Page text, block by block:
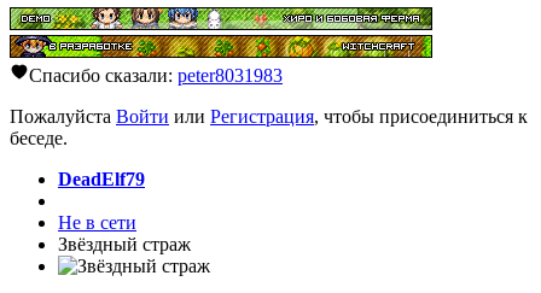
Спасибо сказали: peter8031983
Пожалуйста Войти или Регистрация, чтобы присоединиться к
беседе.
DeadElf79
Не в сети
Звёздный страж